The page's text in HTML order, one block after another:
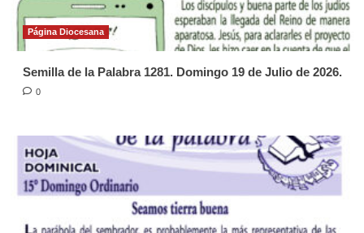
Página Diocesana
Semilla de la Palabra 1281. Domingo 19 de Julio de 2026.
0